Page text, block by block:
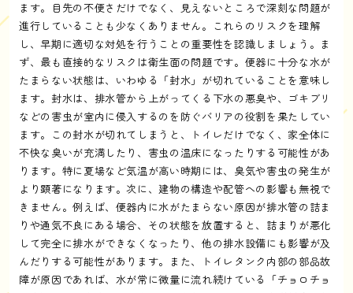
ます。目先の不便さだけでなく、見えないところで深刻な問題が
進行していることも少なくありません。これらのリスクを理解
し、早期に適切な対処を行うことの重要性を認識しましょう。ま
ず、最も直接的なリスクは衛生面の問題です。便器に十分な水が
たまらない状態は、いわゆる「封水」が切れていることを意味し
ます。封水は、排水管から上がってくる下水の悪臭や、ゴキブリ
などの害虫が室内に侵入するのを防ぐバリアの役割を果たしてい
ます。この封水が切れてしまうと、トイレだけでなく、家全体に
不快な臭いが充満したり、害虫の温床になったりする可能性があ
ります。特に夏場など気温が高い時期には、臭気や害虫の発生が
より顕著になります。次に、建物の構造や配管への影響も無視で
きません。例えば、便器内に水がたまらない原因が排水管の詰ま
りや通気不良にある場合、その状態を放置すると、詰まりが悪化
して完全に排水ができなくなったり、他の排水設備にも影響が及
んだりする可能性があります。また、トイレタンク内部の部品故
障が原因であれば、水が常に微量に流れ続けている「チョロチョ